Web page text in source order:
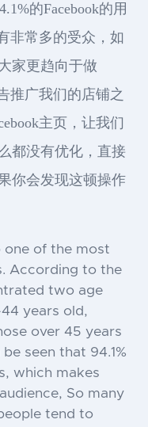
的Facebook的用
非常多的受众，如
家更趋向于做
推广我们的店铺之
主页，让我们
都没有优化，直接
你会发现这顿操作
one of the most
According to the
two age
years old,
over 45 years
seen that 94.1%
which makes
So many
tend to